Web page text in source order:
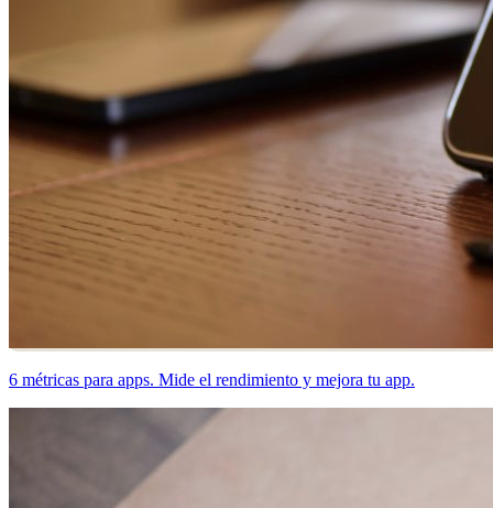
6 métricas para apps. Mide el rendimiento y mejora tu app.